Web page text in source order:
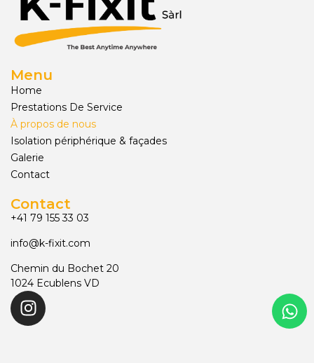
Menu
Home
Prestations De Service
À propos de nous
Isolation périphérique & façades
Galerie
Contact
Contact
+41 79 155 33 03
info@k-fixit.com
Chemin du Bochet 20
1024 Ecublens VD